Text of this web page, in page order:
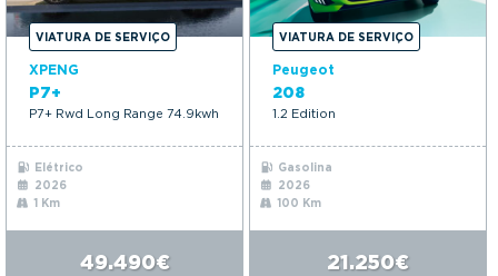
VIATURA DE SERVIÇO
XPENG
P7+
P7+ Rwd Long Range 74.9kwh
Elétrico
2026
1 Km
49.490€
VIATURA DE SERVIÇO
Peugeot
208
1.2 Edition
Gasolina
2026
100 Km
21.250€